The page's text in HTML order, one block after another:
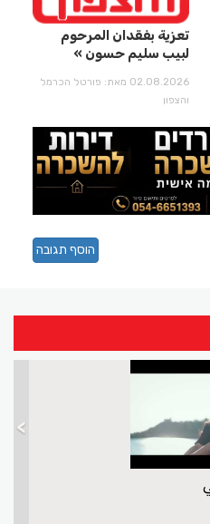
تعزية بفقدان المرحوم
لبيب سليم حسون
02.08.2026 מאת: פורטל הכרמל
והצפון
הוסף תגובה
>